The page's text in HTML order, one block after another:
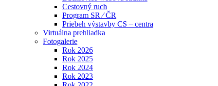
Cestovný ruch
Program SR ⁄ ČR
Priebeh výstavby CS – centra
Virtuálna prehliadka
Fotogalerie
Rok 2026
Rok 2025
Rok 2024
Rok 2023